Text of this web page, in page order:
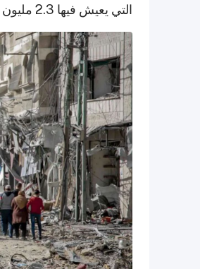
التي يعيش فيها 2.3 مليون فلسطيني — في حالة دمار كامل.